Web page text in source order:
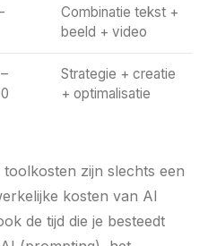
Combinatie tekst +
beeld + video
Strategie + creatie
+ optimalisatie
zijn slechts een
kosten van AI
de tijd die je besteedt